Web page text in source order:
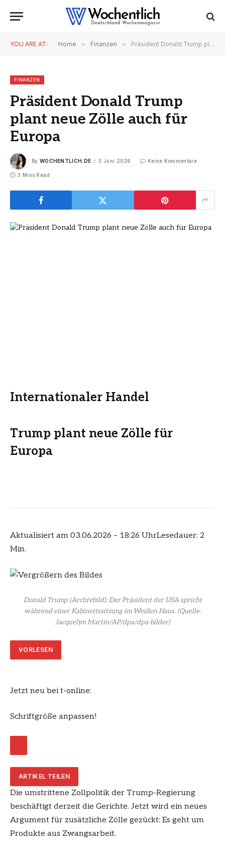
YOU ARE AT: Home » Finanzen » Präsident Donald Trump plant neue Zölle auch für Europa
FINANZEN
Präsident Donald Trump
plant neue Zölle auch für
Europa
By WOCHENTLICH.DE 3 Juni 2026 Keine Kommentare
3 Mins Read
Internationaler Handel
Trump plant neue Zölle für
Europa
Aktualisiert am 03.06.2026 – 18:26 UhrLesedauer: 2
Min.
Donald Trump (Archivbild): Der Präsident der USA spricht
während einer Kabinettssitzung im Weißen Haus. (Quelle:
Jacquelyn Martin/AP/dpa/dpa-bilder)
VORLESEN
Jetzt neu bei t-online:
Schriftgröße anpassen!
ARTIKEL TEILEN
Die umstrittene Zollpolitik der Trump-Regierung
beschäftigt derzeit die Gerichte. Jetzt wird ein neues
Argument für zusätzliche Zölle gezückt: Es geht um
Produkte aus Zwangsarbeit.